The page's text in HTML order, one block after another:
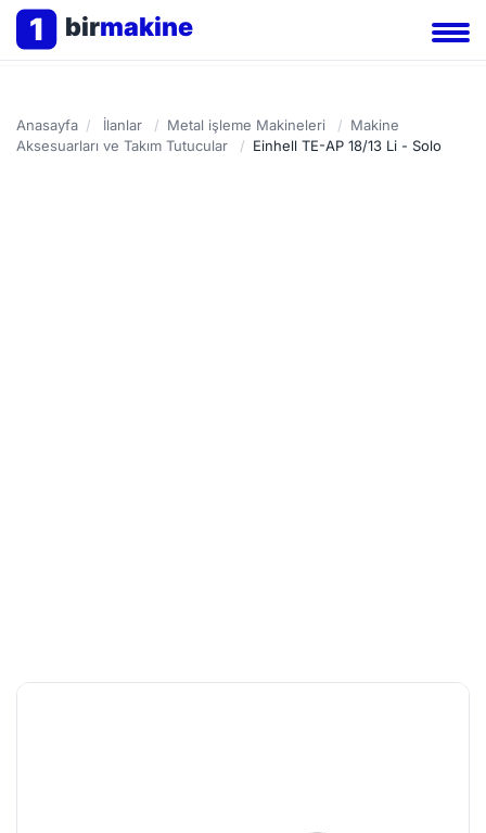
1 birmakine
Anasayfa / İlanlar / Metal işleme Makineleri / Makine
Aksesuarları ve Takım Tutucular
/ Einhell TE-AP 18/13 Li - Solo